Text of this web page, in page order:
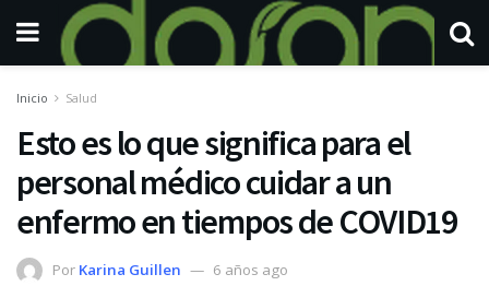
Inicio Salud
Esto es lo que significa para el
personal médico cuidar a un
enfermo en tiempos de COVID19
Por Karina Guillen 6 años ago